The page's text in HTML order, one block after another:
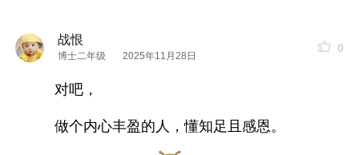
战恨
博士二年级 2025年11月28日
0
对吧，
做个内心丰盈的人，懂知足且感恩。